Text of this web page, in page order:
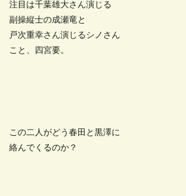
注目は千葉雄大さん演じる
副操縦士の成瀬竜と
戸次重幸さん演じるシノさん
こと、四宮要。
この二人がどう春田と黒澤に
絡んでくるのか？